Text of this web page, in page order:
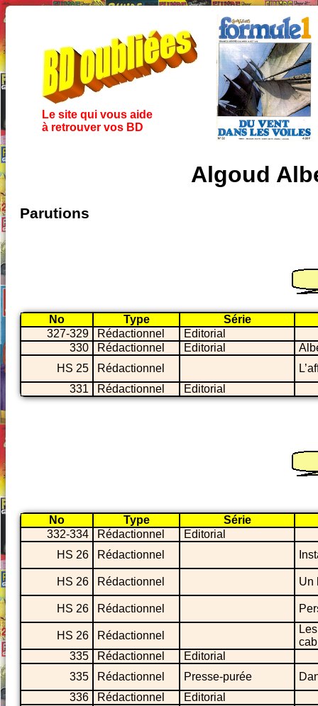
Le site qui vous aide
à retrouver vos BD
Algoud
Parutions
No Type
Série
327-329
Rédactionnel
Editorial
330
Rédactionnel Editorial
HS 25
Rédactionnel
331
Rédactionnel Editorial
No Type
Série
332-334
Rédactionnel
Editorial
HS 26
Rédactionnel
HS 26 Rédactionnel Un
HS 26 Rédactionnel
HS 26 Rédactionnel
335
Rédactionnel
Editorial
335
Rédactionnel Presse-purée
336
Rédactionnel
Editorial